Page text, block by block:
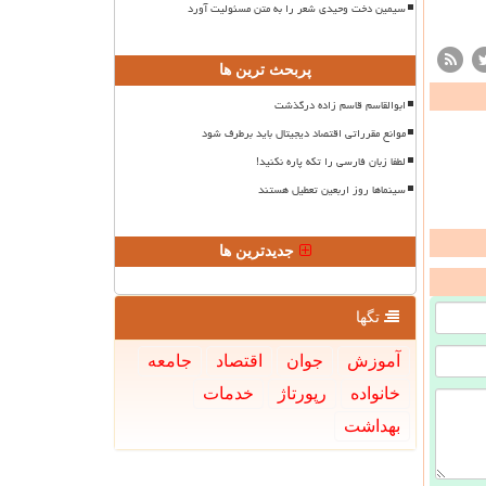
سیمین دخت وحیدی شعر را به متن مسئولیت آورد
پربحث ترین ها
ابوالقاسم قاسم زاده درگذشت
موانع مقرراتی اقتصاد دیجیتال باید برطرف شود
لطفا زبان فارسی را تکه پاره نکنید!
سینماها روز اربعین تعطیل هستند
جدیدترین ها
تگها
آموزش جوان اقتصاد
جامعه
خانواده
رپورتاژ
خدمات
بهداشت